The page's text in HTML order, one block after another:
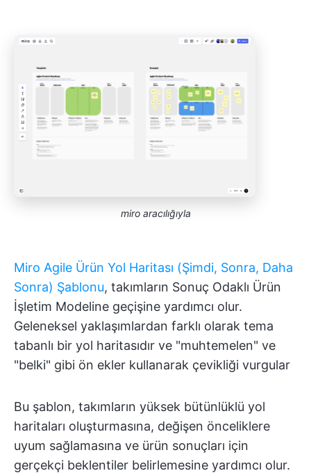
miro aracılığıyla
Miro Agile Ürün Yol Haritası (Şimdi, Sonra, Daha
Sonra) Şablonu, takımların Sonuç Odaklı Ürün
İşletim Modeline geçişine yardımcı olur.
Geleneksel yaklaşımlardan farklı olarak tema
tabanlı bir yol haritasıdır ve "muhtemelen" ve
"belki" gibi ön ekler kullanarak çevikliği vurgular
Bu şablon, takımların yüksek bütünlüklü yol
haritaları oluşturmasına, değişen önceliklere
uyum sağlamasına ve ürün sonuçları için
gerçekçi beklentiler belirlemesine yardımcı olur.